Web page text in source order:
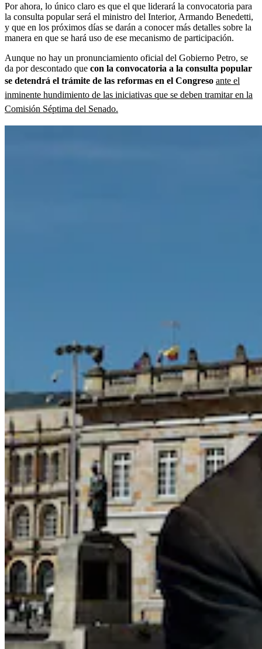
Por ahora, lo único claro es que el que liderará la convocatoria para
la consulta popular será el ministro del Interior, Armando Benedetti,
y que en los próximos días se darán a conocer más detalles sobre la
manera en que se hará uso de ese mecanismo de participación.
Aunque no hay un pronunciamiento oficial del Gobierno Petro, se
da por descontado que con la convocatoria a la consulta popular
se detendrá el trámite de las reformas en el Congreso ante el
inminente hundimiento de las iniciativas que se deben tramitar en la
Comisión Séptima del Senado.